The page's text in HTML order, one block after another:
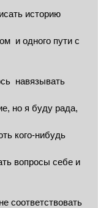
историю
и одного пути с
навязывать
но я буду рада,
кого-нибудь
вопросы себе и
соответствовать